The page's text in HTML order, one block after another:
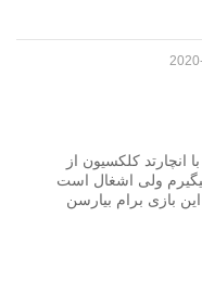
انچارتد کلکسیون از
ولی اشغال است
بازی برام بیارسن